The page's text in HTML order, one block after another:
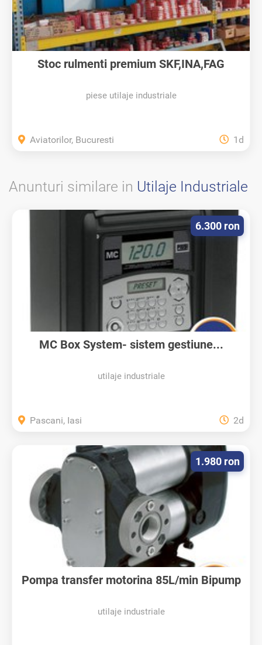
Stoc rulmenti premium SKF,INA,FAG
piese utilaje industriale
Aviatorilor, Bucuresti 1d
Anunturi similare in Utilaje Industriale
MC Box System- sistem gestiune...
utilaje industriale
6.300 ron
Pascani, Iasi 2d
Pompa transfer motorina 85L/min Bipump
utilaje industriale
1.980 ron